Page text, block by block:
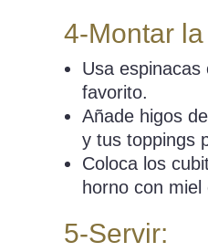
4-Montar
Usa espinacas
favorito.
Añade higos
y tus toppings
Coloca los
horno con miel
5-Servir: